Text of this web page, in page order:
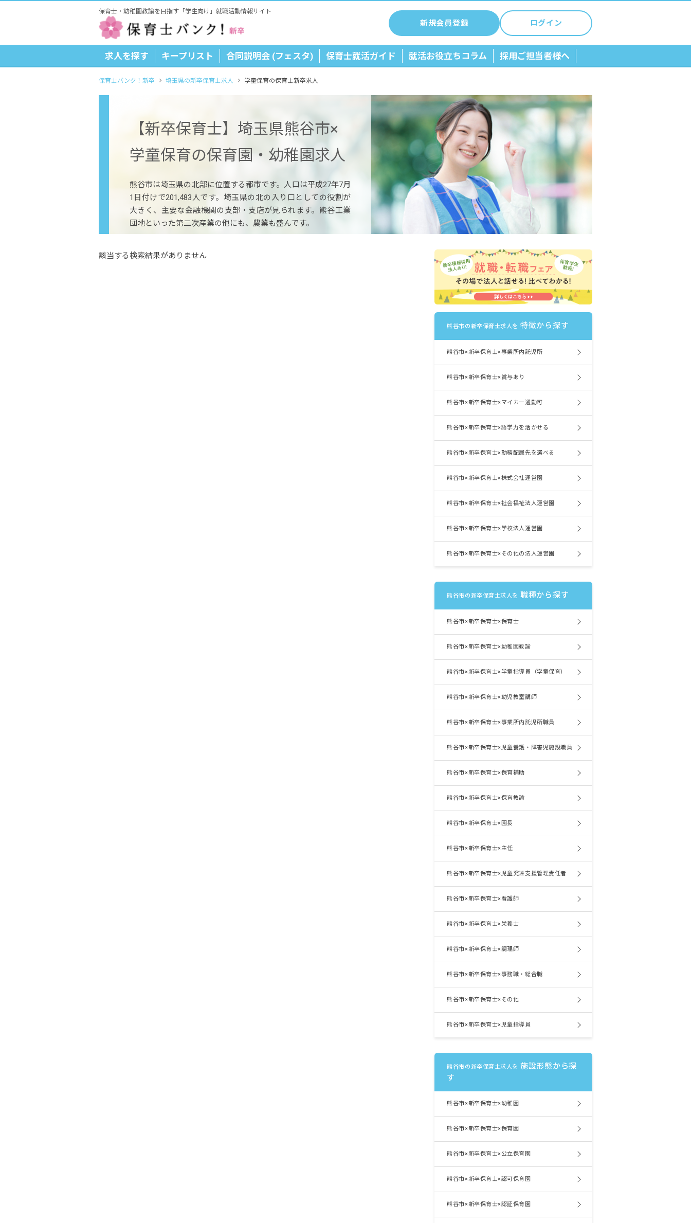
保育士・幼稚園教諭を目指す「学生向け」就職活動情報サイト
新規会員登録 ログイン
求人を探す キープリスト 合同説明会 (フェスタ) 保育士就活ガイド 就活お役立ちコラム 採用ご担当者様へ
保育士バンク！新卒 埼玉県の新卒保育士求人 学童保育の保育士新卒求人
【新卒保育士】埼玉県熊谷市×
学童保育の保育園・幼稚園求人
熊谷市は埼玉県の北部に位置する都市です。人口は平成27年7月
1日付けで201,483人です。埼玉県の北の入り口としての役割が
大きく、主要な金融機関の支部・支店が見られます。熊谷工業
団地といった第二次産業の他にも、農業も盛んです。
該当する検索結果がありません
熊谷市の新卒保育士求人を 特徴から探す
熊谷市×新卒保育士×事業所内託児所
熊谷市×新卒保育士×賞与あり
熊谷市×新卒保育士×マイカー通勤可
熊谷市×新卒保育士×語学力を活かせる
熊谷市×新卒保育士×勤務配属先を選べる
熊谷市×新卒保育士×株式会社運営園
熊谷市×新卒保育士×社会福祉法人運営園
熊谷市×新卒保育士×学校法人運営園
熊谷市×新卒保育士×その他の法人運営園
熊谷市の新卒保育士求人を 職種から探す
熊谷市×新卒保育士×保育士
熊谷市×新卒保育士×幼稚園教諭
熊谷市×新卒保育士×学童指導員（学童保育）
熊谷市×新卒保育士×幼児教室講師
熊谷市×新卒保育士×事業所内託児所職員
熊谷市×新卒保育士×児童養護・障害児施設職員
熊谷市×新卒保育士×保育補助
熊谷市×新卒保育士×保育教諭
熊谷市×新卒保育士×園長
熊谷市×新卒保育士×主任
熊谷市×新卒保育士×児童発達支援管理責任者
熊谷市×新卒保育士×看護師
熊谷市×新卒保育士×栄養士
熊谷市×新卒保育士×調理師
熊谷市×新卒保育士×事務職・総合職
熊谷市×新卒保育士×その他
熊谷市×新卒保育士×児童指導員
熊谷市の新卒保育士求人を 施設形態から探
す
熊谷市×新卒保育士×幼稚園
熊谷市×新卒保育士×保育園
熊谷市×新卒保育士×公立保育園
熊谷市×新卒保育士×認可保育園
熊谷市×新卒保育士×認証保育園